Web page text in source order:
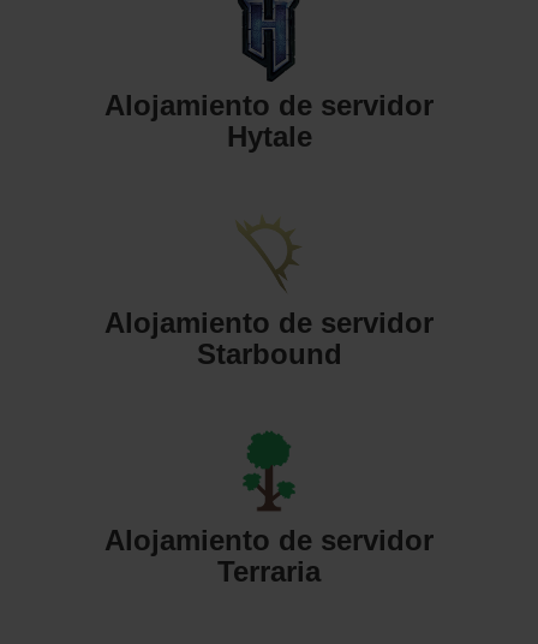
Alojamiento de servidor
Hytale
Alojamiento de servidor
Starbound
Alojamiento de servidor
Terraria